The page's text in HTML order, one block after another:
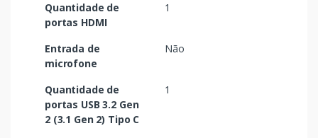
Quantidade de
portas HDMI
1
Entrada de
microfone
Não
Quantidade de
portas USB 3.2 Gen
2 (3.1 Gen 2) Tipo C
1